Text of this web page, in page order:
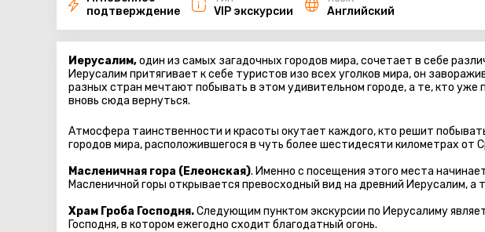
подтверждение
VIP экскурсии
Английский
Иерусалим,один из самых загадочных городов мира, сочетает в себе
Иерусалим притягивает к себе туристов изо всех уголков мира, он
разных стран мечтают побывать в этом удивительном городе, а те, кто
вновь сюда вернуться.
Атмосфера таинственности и красоты окутает каждого, кто решит
городов мира, расположившегося в чуть более шестидесяти километрах от
Масленичная гора (Елеонская). Именно с посещения этого места
Масленичной горы открывается превосходный вид на древний Иерусалим, а
Храм Гроба Господня.Следующим пунктом экскурсии по Иерусалиму
Господня, в котором ежегодно сходит благодатный огонь.